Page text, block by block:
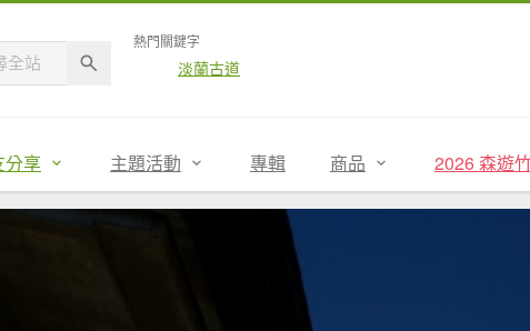
熱門關鍵字
淡蘭古道
分享 主題活動 專輯 商品 2026 森遊